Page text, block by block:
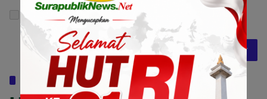
Simpan nama, email, dan situs web saya pada
peramban ini untuk komentar saya berikutnya.
Baca Juga